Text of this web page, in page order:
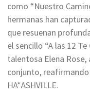
como “Nuestro
hermanas han
que resuenan
el sencillo “A las 12
talentosa Elena
conjunto,
HA*ASHVILLE.